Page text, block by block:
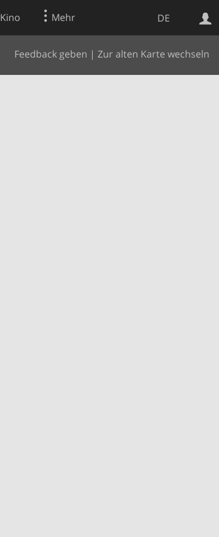
DE
Kino Mehr
Feedback geben | Zur alten Karte wechseln
Websuche